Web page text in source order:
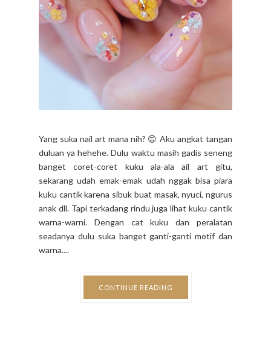
Yang suka nail art mana nih? 😊 Aku angkat tangan
duluan ya hehehe. Dulu waktu masih gadis seneng
banget coret-coret kuku ala-ala ail art gitu,
sekarang udah emak-emak udah nggak bisa piara
kuku cantik karena sibuk buat masak, nyuci, ngurus
anak dll. Tapi terkadang rindu juga lihat kuku cantik
warna-warni. Dengan cat kuku dan peralatan
seadanya dulu suka banget ganti-ganti motif dan
warna....
CONTINUE READING